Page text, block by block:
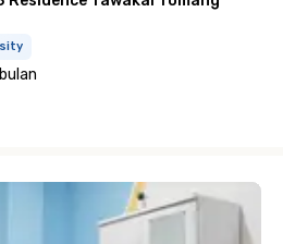
bulan